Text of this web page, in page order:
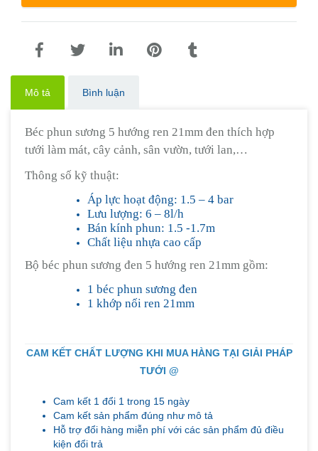
Mô tả Bình luận
Béc phun sương 5 hướng ren 21mm đen thích hợp
tưới làm mát, cây cảnh, sân vườn, tưới lan,…
Thông số kỹ thuật:
Áp lực hoạt động: 1.5 – 4 bar
Lưu lượng: 6 – 8l/h
Bán kính phun: 1.5 -1.7m
Chất liệu nhựa cao cấp
Bộ béc phun sương đen 5 hướng ren 21mm gồm:
1 béc phun sương đen
1 khớp nối ren 21mm
CAM KẾT CHẤT LƯỢNG KHI MUA HÀNG TẠI GIẢI PHÁP
TƯỚI @
Cam kết 1 đổi 1 trong 15 ngày
Cam kết sản phẩm đúng như mô tả
Hỗ trợ đổi hàng miễn phí với các sản phẩm đủ điều
kiện đổi trả